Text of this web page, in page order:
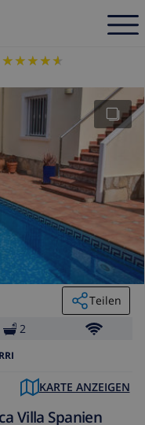
★★★★★
★★★★★
Teilen
2
KARTE ANZEIGEN
Villa Spanien